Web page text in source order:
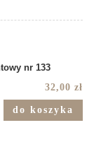
nr 133
32,00 zł
do koszyka